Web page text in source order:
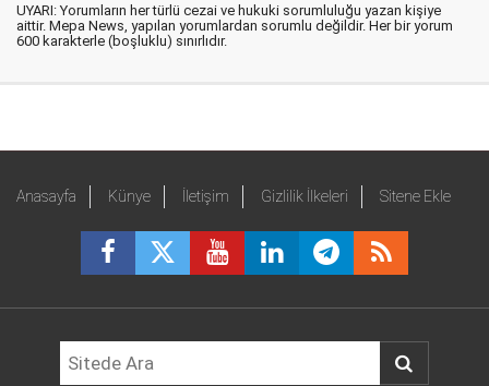
UYARI: Yorumların her türlü cezai ve hukuki sorumluluğu yazan kişiye
aittir. Mepa News, yapılan yorumlardan sorumlu değildir. Her bir yorum
600 karakterle (boşluklu) sınırlıdır.
Anasayfa Künye İletişim Gizlilik İlkeleri Sitene Ekle